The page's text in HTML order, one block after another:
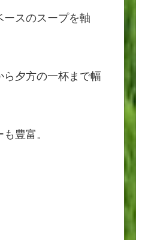
ースのスープを軸
夕方の一杯まで幅
豊富。